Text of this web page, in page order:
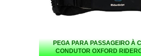
PEGA PARA PASSAGEIRO À
CONDUTOR OXFORD